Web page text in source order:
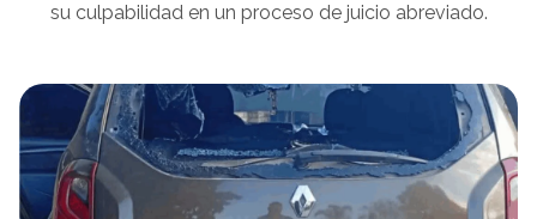
su culpabilidad en un proceso de juicio abreviado.